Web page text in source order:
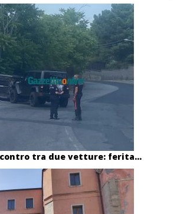
tra due vetture: ferita...